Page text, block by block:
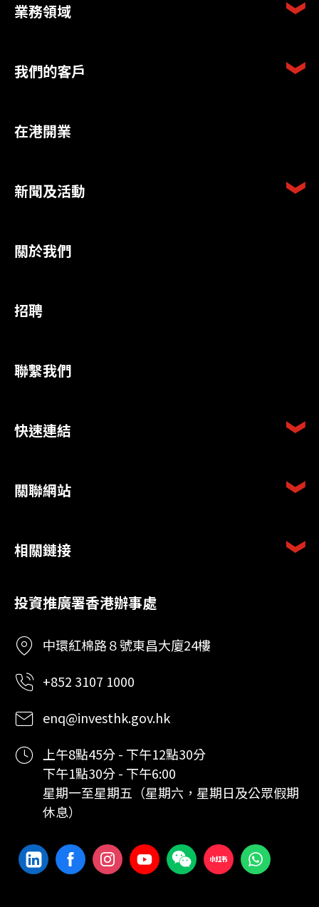
業務領域
我們的客戶
在港開業
新聞及活動
關於我們
招聘
聯繫我們
快速連結
關聯網站
相關鏈接
投資推廣署香港辦事處
中環紅棉路８號東昌大廈24樓
+852 3107 1000
enq@investhk.gov.hk
上午8點45分 - 下午12點30分
下午1點30分 - 下午6:00
星期一至星期五（星期六，星期日及公眾假期
休息）